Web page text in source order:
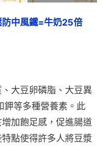
防中風鐵=牛奶25倍
大豆卵磷脂、大豆異
鉀等多種營養素。此
加飽足感，促進腸道
點使得許多人將豆漿